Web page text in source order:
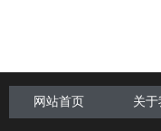
网站首页 关